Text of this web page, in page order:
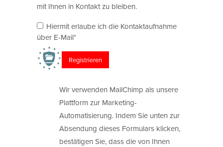
mit Ihnen in Kontakt zu bleiben.
Hiermit erlaube ich die Kontaktaufnahme
über E-Mail*
Wir verwenden MailChimp als unsere
Plattform zur Marketing-
Automatisierung. Indem Sie unten zur
Absendung dieses Formulars klicken,
bestätigen Sie, dass die von Ihnen